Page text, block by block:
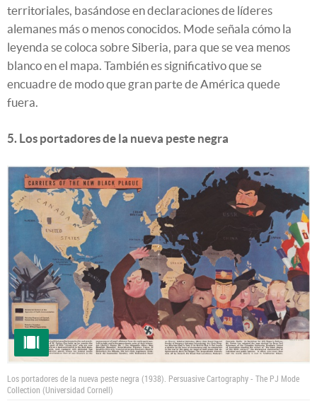
territoriales, basándose en declaraciones de líderes
alemanes más o menos conocidos. Mode señala cómo la
leyenda se coloca sobre Siberia, para que se vea menos
blanco en el mapa. También es significativo que se
encuadre de modo que gran parte de América quede
fuera.
5. Los portadores de la nueva peste negra
Los portadores de la nueva peste negra (1938). Persuasive Cartography - The PJ Mode
Collection (Universidad Cornell)